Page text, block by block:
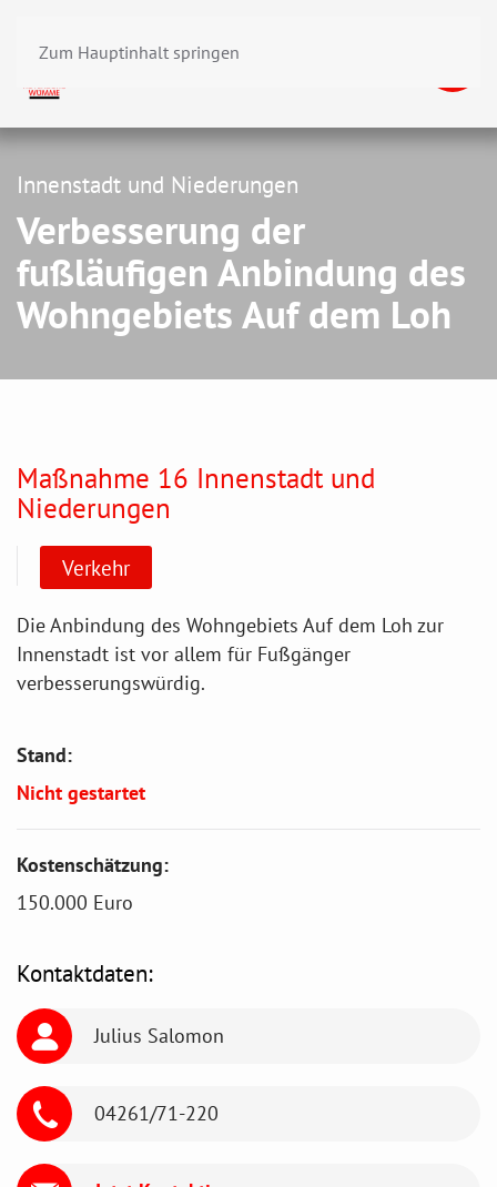
Zum Hauptinhalt springen
Innenstadt und Niederungen
Verbesserung der
fußläufigen Anbindung des
Wohngebiets Auf dem Loh
Maßnahme 16 Innenstadt und
Niederungen
Verkehr
Die Anbindung des Wohngebiets Auf dem Loh zur
Innenstadt ist vor allem für Fußgänger
verbesserungswürdig.
Stand:
Nicht gestartet
Kostenschätzung:
150.000 Euro
Kontaktdaten:
Julius Salomon
04261/71-220